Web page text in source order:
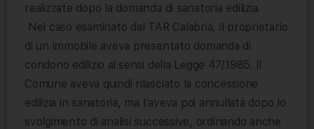
realizzate dopo la domanda di sanatoria edilizia.
Nel caso esaminato dal TAR Calabria, il proprietario
di un immobile aveva presentato domanda di
condono edilizio ai sensi della Legge 47/1985. Il
Comune aveva quindi rilasciato la concessione
edilizia in sanatoria, ma l’aveva poi annullata dopo lo
svolgimento di analisi successive, ordinando anche